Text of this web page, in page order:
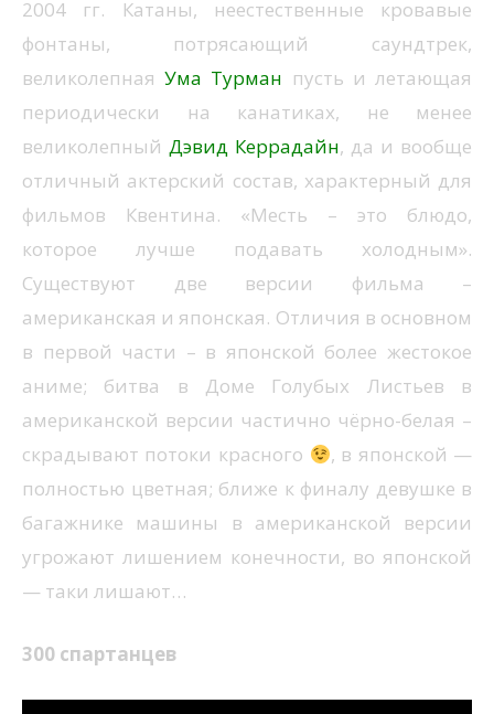
2004 гг. Катаны, неестественные кровавые
фонтаны, потрясающий саундтрек,
великолепнаяУма Турман пусть и летающая
периодически на канатиках, не менее
великолепный Дэвид Керрадайн, да и вообще
отличный актерский состав, характерный для
фильмов Квентина. «Месть – это блюдо,
которое лучше подавать холодным».
Существуют две версии фильма –
американская и японская. Отличия в основном
в первой части – в японской более жестокое
аниме; битва в Доме Голубых Листьев в
американской версии частично чёрно-белая –
скрадывают потоки красного
, в японской —
полностью цветная; ближе к финалу девушке в
багажнике машины в американской версии
угрожают лишением конечности, во японской
— таки лишают…
300 спартанцев